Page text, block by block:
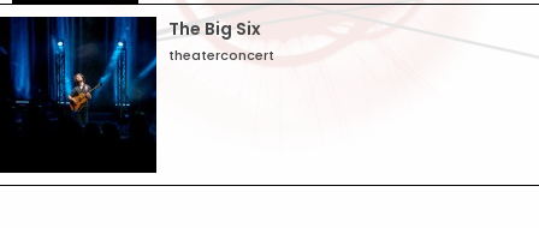
The Big Six
theaterconcert